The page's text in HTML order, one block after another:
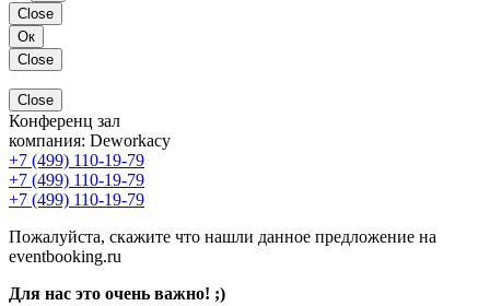
Close
Ок
Close
Close
Конференц зал
компания: Deworkacy
+7 (499) 110-19-79
+7 (499) 110-19-79
+7 (499) 110-19-79
Пожалуйста, скажите что нашли данное предложение на
eventbooking.ru
Для нас это очень важно! ;)